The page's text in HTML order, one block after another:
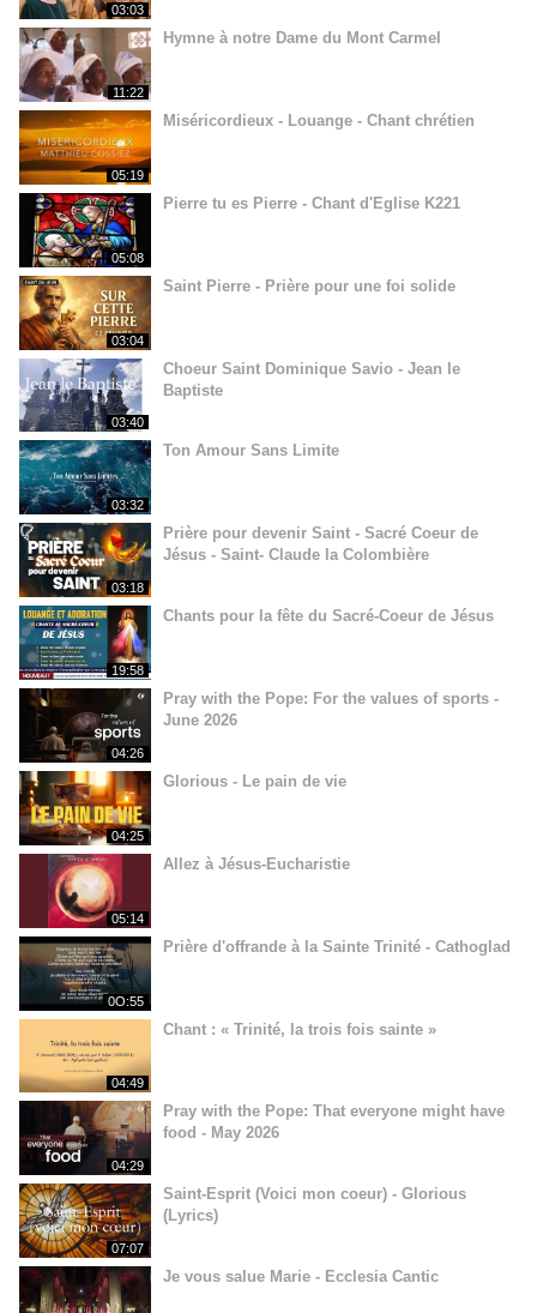
03:03
11:22
Hymne à notre Dame du Mont Carmel
05:19
Miséricordieux - Louange - Chant chrétien
05:08
Pierre tu es Pierre - Chant d'Eglise K221
03:04
Saint Pierre - Prière pour une foi solide
03:40
Choeur Saint Dominique Savio - Jean le
Baptiste
03:32
Ton Amour Sans Limite
03:18
Prière pour devenir Saint - Sacré Coeur de
Jésus - Saint- Claude la Colombière
19:58
Chants pour la fête du Sacré-Coeur de Jésus
04:26
Pray with the Pope: For the values of sports -
June 2026
04:25
Glorious - Le pain de vie
05:14
Allez à Jésus-Eucharistie
0O:55
Prière d'offrande à la Sainte Trinité - Cathoglad
04:49
Chant : « Trinité, la trois fois sainte »
04:29
Pray with the Pope: That everyone might have
food - May 2026
07:07
Saint-Esprit (Voici mon coeur) - Glorious
(Lyrics)
Je vous salue Marie - Ecclesia Cantic